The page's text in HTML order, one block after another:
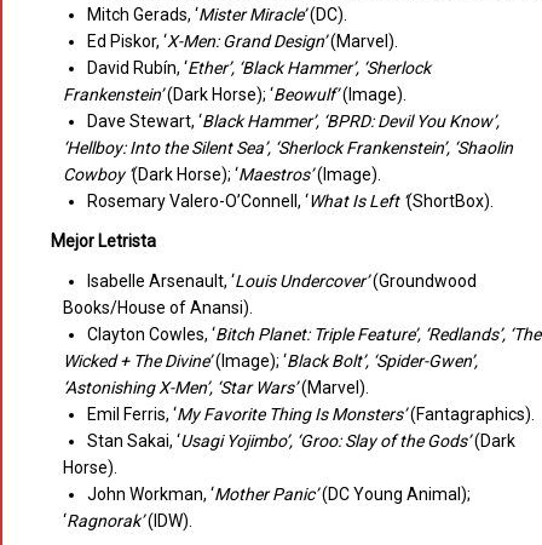
Mitch Gerads, ‘Mister Miracle’(DC).
Ed Piskor, ‘X-Men: Grand Design’(Marvel).
David Rubín, ‘Ether’, ‘Black Hammer’, ‘Sherlock
Frankenstein’(Dark Horse); ‘Beowulf’(Image).
Dave Stewart, ‘Black Hammer’, ‘BPRD: Devil You Know’,
‘Hellboy: Into the Silent Sea’, ‘Sherlock Frankenstein’, ‘Shaolin
Cowboy ‘(Dark Horse); ‘Maestros’(Image).
Rosemary Valero-O’Connell, ‘What Is Left ‘(ShortBox).
Mejor Letrista
Isabelle Arsenault, ‘Louis Undercover’(Groundwood
Books/House of Anansi).
Clayton Cowles, ‘Bitch Planet: Triple Feature’, ‘Redlands’, ‘The
Wicked + The Divine’(Image); ‘Black Bolt’, ‘Spider-Gwen’,
‘Astonishing X-Men’, ‘Star Wars’(Marvel).
Emil Ferris, ‘My Favorite Thing Is Monsters’(Fantagraphics).
Stan Sakai, ‘Usagi Yojimbo’, ‘Groo: Slay of the Gods’(Dark
Horse).
John Workman, ‘Mother Panic’(DC Young Animal);
‘Ragnorak’(IDW).